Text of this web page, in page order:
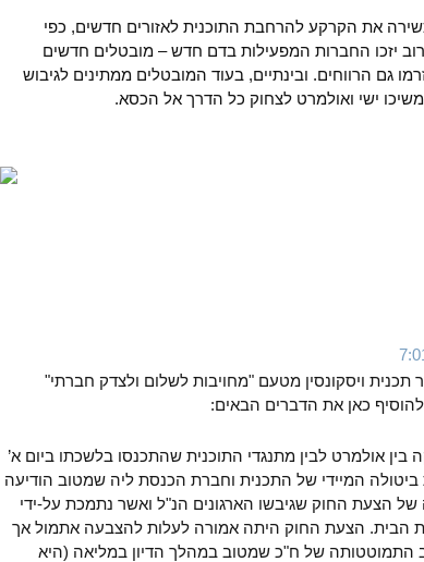
את הקרקע להרחבת התוכנית לאזורים חדשים, כפי
יזכו החברות המפעילות בדם חדש – מובטלים חדשים
גם הרווחים. ובינתיים, בעוד המובטלים ממתינים לגיבוש
ישי ואולמרט לצחוק כל הדרך אל הכסא.
ויסקונסין מטעם "מחויבות לשלום ולצדק חברתי"
כאן את הדברים הבאים:
בין אולמרט לבין מתנגדי התוכנית שהתכנסו בלשכתו ביום א’
המיידי של התכנית וחברת הכנסת ליה שמטוב הודיעה
הצעת החוק שגיבשו הארגונים הנ"ל ואשר נתמכת על-ידי
הבית. הצעת החוק היתה אמורה לעלות להצבעה אתמול אך
התמוטטותה של ח"כ שמטוב במהלך הדיון במליאה (היא